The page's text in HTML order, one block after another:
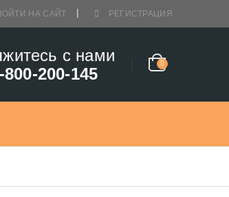
НА САЙТ РЕГИСТРАЦИЯ
с нами
800-200-145